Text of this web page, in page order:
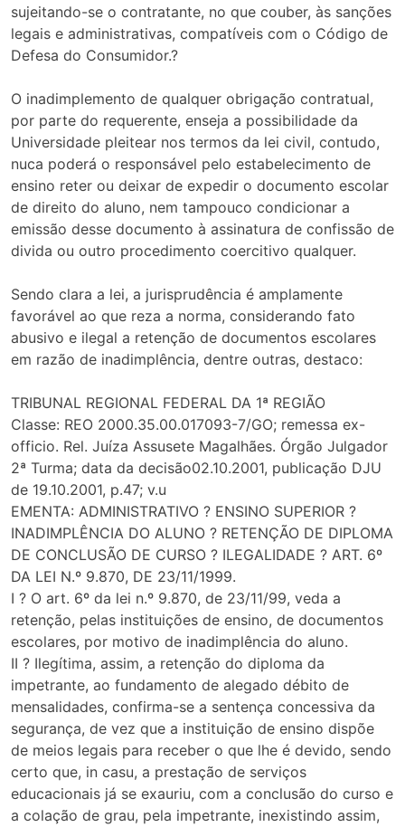
sujeitando-se o contratante, no que couber, às sanções
legais e administrativas, compatíveis com o Código de
Defesa do Consumidor.?
O inadimplemento de qualquer obrigação contratual,
por parte do requerente, enseja a possibilidade da
Universidade pleitear nos termos da lei civil, contudo,
nuca poderá o responsável pelo estabelecimento de
ensino reter ou deixar de expedir o documento escolar
de direito do aluno, nem tampouco condicionar a
emissão desse documento à assinatura de confissão de
divida ou outro procedimento coercitivo qualquer.
Sendo clara a lei, a jurisprudência é amplamente
favorável ao que reza a norma, considerando fato
abusivo e ilegal a retenção de documentos escolares
em razão de inadimplência, dentre outras, destaco:
TRIBUNAL REGIONAL FEDERAL DA 1ª REGIÃO
Classe: REO 2000.35.00.017093-7/GO; remessa ex-
officio. Rel. Juíza Assusete Magalhães. Órgão Julgador
2ª Turma; data da decisão02.10.2001, publicação DJU
de 19.10.2001, p.47; v.u
EMENTA: ADMINISTRATIVO ? ENSINO SUPERIOR ?
INADIMPLÊNCIA DO ALUNO ? RETENÇÃO DE DIPLOMA
DE CONCLUSÃO DE CURSO ? ILEGALIDADE ? ART. 6º
DA LEI N.º 9.870, DE 23/11/1999.
I ? O art. 6º da lei n.º 9.870, de 23/11/99, veda a
retenção, pelas instituições de ensino, de documentos
escolares, por motivo de inadimplência do aluno.
II ? Ilegítima, assim, a retenção do diploma da
impetrante, ao fundamento de alegado débito de
mensalidades, confirma-se a sentença concessiva da
segurança, de vez que a instituição de ensino dispõe
de meios legais para receber o que lhe é devido, sendo
certo que, in casu, a prestação de serviços
educacionais já se exauriu, com a conclusão do curso e
a colação de grau, pela impetrante, inexistindo assim,